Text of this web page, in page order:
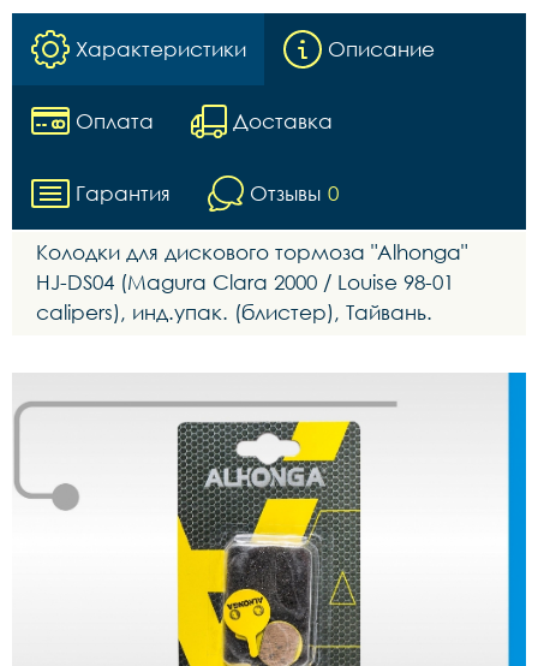
Характеристики Описание
Оплата Доставка
Гарантия Отзывы 0
Колодки для дискового тормоза "Alhonga"
HJ-DS04 (Magura Clara 2000 / Louise 98-01
calipers), инд.упак. (блистер), Тайвань.